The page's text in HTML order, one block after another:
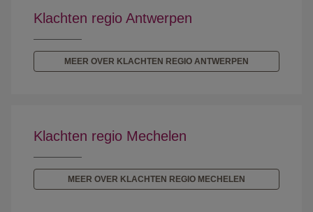
Klachten regio Antwerpen
MEER OVER KLACHTEN REGIO ANTWERPEN
Klachten regio Mechelen
MEER OVER KLACHTEN REGIO MECHELEN